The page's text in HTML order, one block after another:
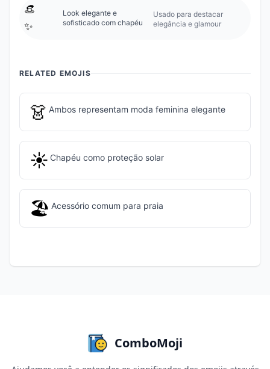
👒
✨
Look elegante e
sofisticado com chapéu
Usado para destacar
elegância e glamour
RELATED EMOJIS
👗 Ambos representam moda feminina elegante
☀️ Chapéu como proteção solar
🏖️ Acessório comum para praia
ComboMoji